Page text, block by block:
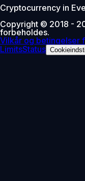
Cryptocurrency in
Copyright © 2018 -
forbeholdes.
Vilkår og betingelser
LimitsStatus